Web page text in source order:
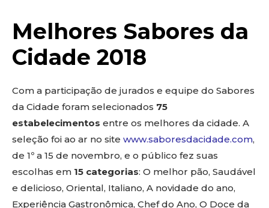
Melhores Sabores da
Cidade 2018
Com a participação de jurados e equipe do Sabores
da Cidade foram selecionados 75
estabelecimentos entre os melhores da cidade. A
seleção foi ao ar no site www.saboresdacidade.com,
de 1º a 15 de novembro, e o público fez suas
escolhas em 15 categorias: O melhor pão, Saudável
e delicioso, Oriental, Italiano, A novidade do ano,
Experiência Gastronômica, Chef do Ano, O Doce da